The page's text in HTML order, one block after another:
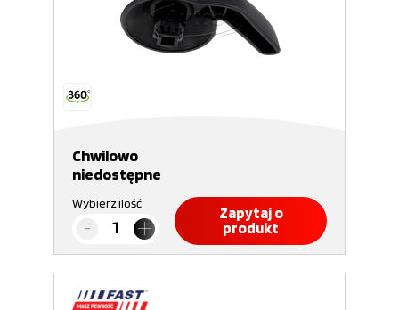
Chwilowo
niedostępne
Wybierz ilość
Zapytaj o
produkt